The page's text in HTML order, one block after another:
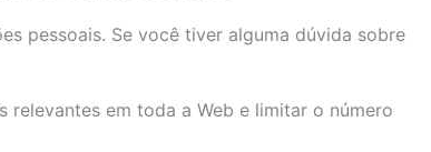
pessoais. Se você tiver alguma dúvida sobre
relevantes em toda a Web e limitar o número